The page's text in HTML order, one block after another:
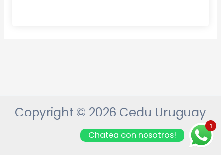
Copyright © 2026 Cedu Uruguay
1
Chatea con nosotros!